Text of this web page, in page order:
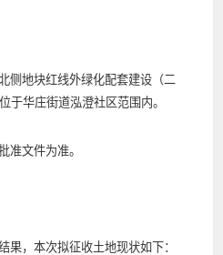
侧地块红线外绿化配套建设（二
于华庄街道泓澄社区范围内。
准文件为准。
，本次拟征收土地现状如下：